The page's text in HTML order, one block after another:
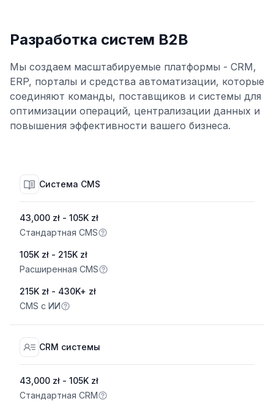
Разработка систем B2B
Мы создаем масштабируемые платформы - CRM,
ERP, порталы и средства автоматизации, которые
соединяют команды, поставщиков и системы для
оптимизации операций, централизации данных и
повышения эффективности вашего бизнеса.
Система CMS
43,000 zł - 105K zł
Стандартная CMS
105K zł - 215K zł
Расширенная CMS
215K zł - 430K+ zł
CMS с ИИ
CRM системы
43,000 zł - 105K zł
Стандартная CRM